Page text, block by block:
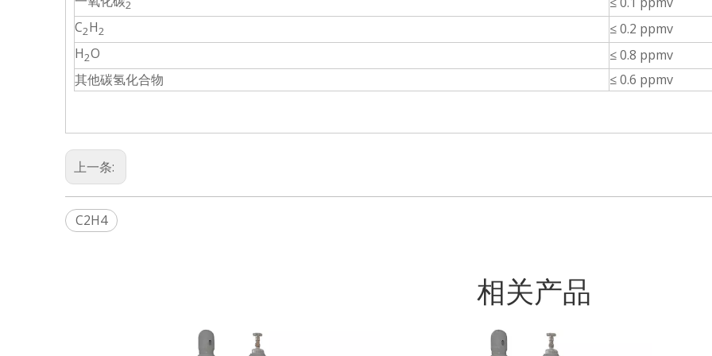
2
C2H2
≤ 0.2 ppmv
H2O
≤ 0.8 ppmv
其他碳氢化合物
≤ 0.6 ppmv
上一条:
C2H4
相关产品